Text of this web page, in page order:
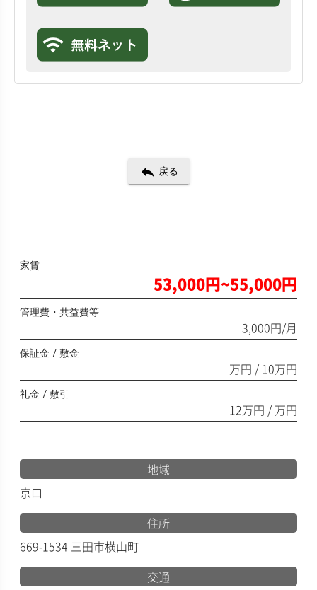
reply 戻る
家賃
53,000円~55,000円
管理費・共益費等
3,000円/月
保証金 / 敷金
万円 / 10万円
礼金 / 敷引
12万円 / 万円
地域
京口
住所
669-1534 三田市横山町
交通